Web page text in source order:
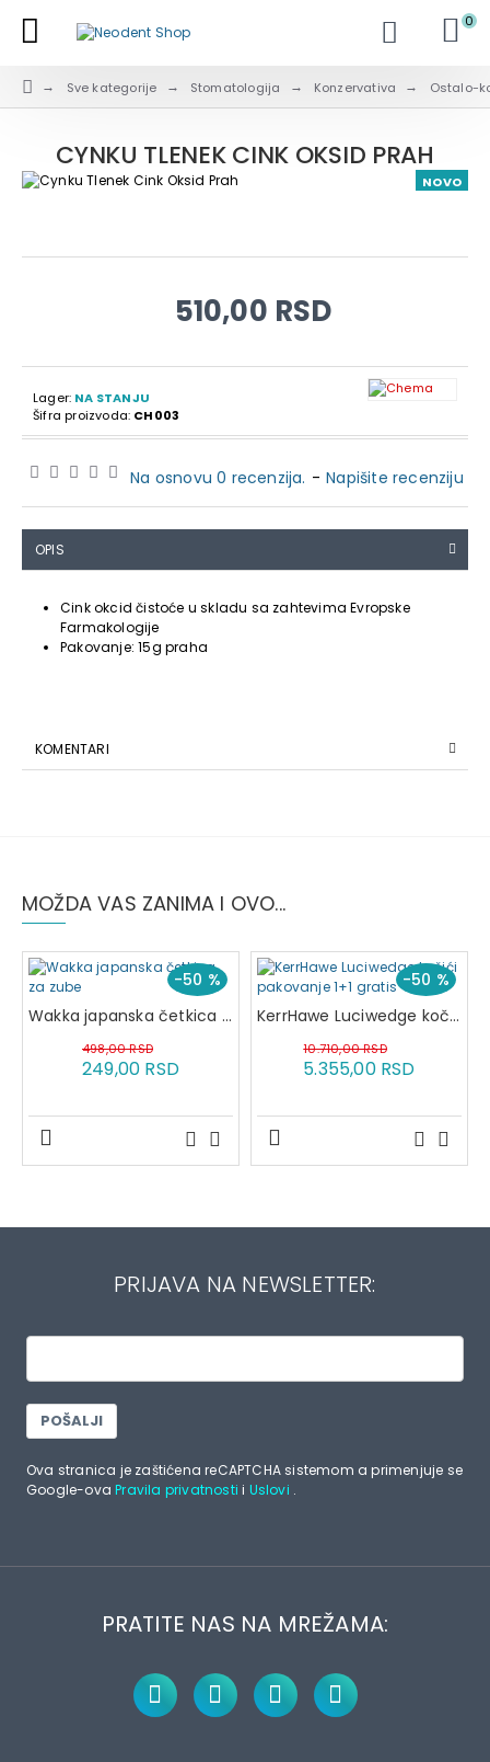
0
Sve kategorije Stomatologija Konzervativa Ostalo-
CYNKU TLENEK CINK OKSID PRAH
NOVO
Lager: NA STANJU
Šifra proizvoda: CH003
Na osnovu 0 recenzija. - Napišite recenziju
510,00 RSD
OPIS
Cink okcid čistoće u skladu sa zahtevima Evropske
Farmakologije
Pakovanje: 15g praha
KOMENTARI
MOŽDA VAS ZANIMA I OVO...
-50 %
Wakka japanska četkica za zube
249,00 RSD
498,00 RSD
-50 %
KerrHawe Luciwedge kočići pakovanje 1+1 gratis
5.355,00 RSD
10.710,00 RSD
PRIJAVA NA NEWSLETTER:
POŠALJI
Ova stranica je zaštićena reCAPTCHA sistemom a primenjuje se
Google-ovaPravila privatnosti i Uslovi .
PRATITE NAS NA MREŽAMA: